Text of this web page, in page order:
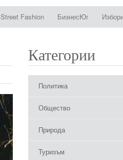
Street Fashion БизнесЮг
Категории
Политика
Общество
Природа
Туризъм